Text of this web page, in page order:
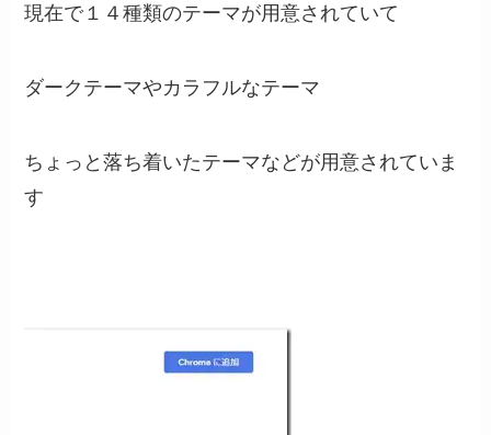
現在で１４種類のテーマが用意されていて
ダークテーマやカラフルなテーマ
ちょっと落ち着いたテーマなどが用意されていま
す